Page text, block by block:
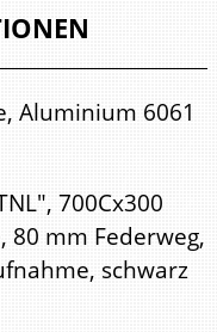
Aluminium 6061
700Cx300
80 mm Federweg,
schwarz